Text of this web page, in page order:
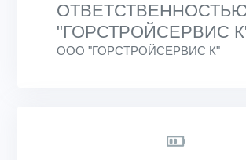
"ГОРСТРОЙСЕРВИС
ООО "ГОРСТРОЙСЕРВИС К"